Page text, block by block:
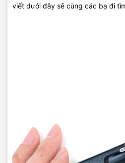
viết dưới đây sẽ cùng các bạ đi